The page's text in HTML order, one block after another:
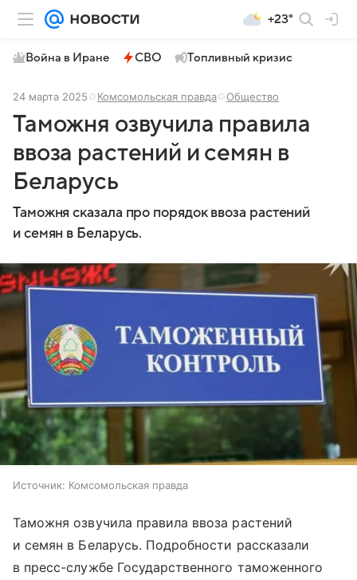
+23°
Война в Иране СВО Топливный кризис
24 марта 2025 Комсомольская правда Общество
Таможня озвучила правила
ввоза растений и семян в
Беларусь
Таможня сказала про порядок ввоза растений
и семян в Беларусь.
Источник: Комсомольская правда
Таможня озвучила правила ввоза растений
и семян в Беларусь. Подробности рассказали
в пресс-службе Государственного таможенного